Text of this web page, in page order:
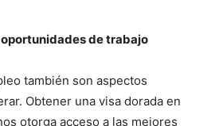
de trabajo
también son aspectos
Obtener una visa dorada en
otorga acceso a las mejores